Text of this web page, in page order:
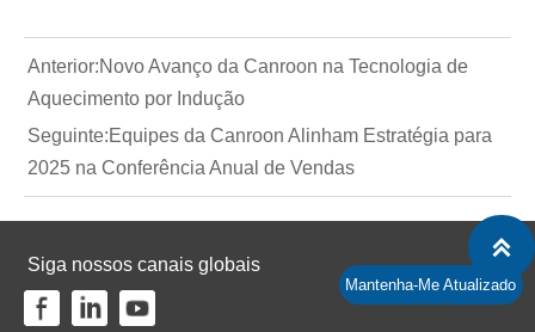
Anterior:Novo Avanço da Canroon na Tecnologia de
Aquecimento por Indução
Seguinte:Equipes da Canroon Alinham Estratégia para
2025 na Conferência Anual de Vendas
Siga nossos canais globais
Mantenha-Me Atualizado
